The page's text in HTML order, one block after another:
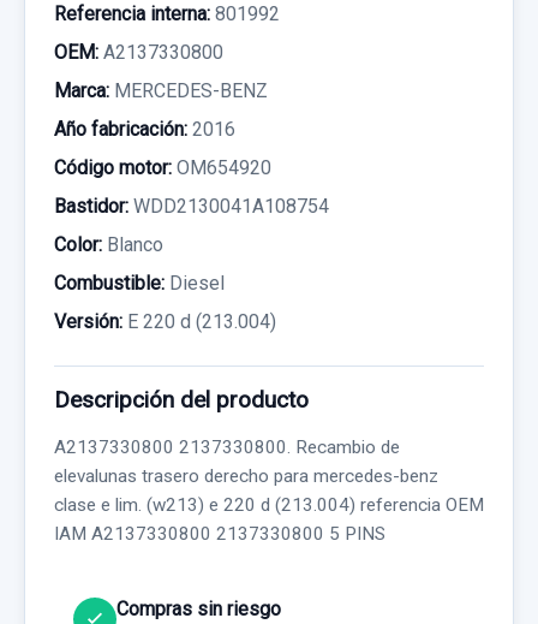
Referencia interna: 801992
OEM: A2137330800
Marca: MERCEDES-BENZ
Año fabricación: 2016
Código motor: OM654920
Bastidor: WDD2130041A108754
Color: Blanco
Combustible: Diesel
Versión: E 220 d (213.004)
Descripción del producto
A2137330800 2137330800. Recambio de
elevalunas trasero derecho para mercedes-benz
clase e lim. (w213) e 220 d (213.004) referencia OEM
IAM A2137330800 2137330800 5 PINS
Compras sin riesgo